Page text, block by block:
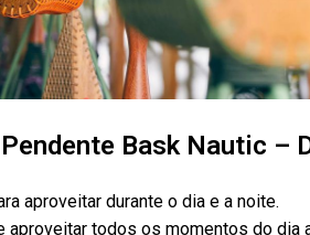
Bask Nautic –
aproveitar durante o dia e a noite.
aproveitar todos os momentos do dia